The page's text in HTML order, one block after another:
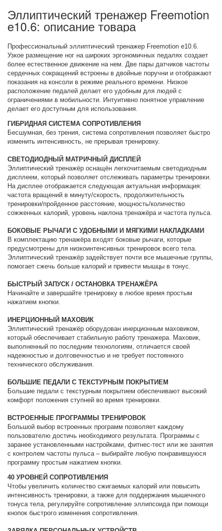
Эллиптический тренажер Freemotion
e10.6: описание товара
Профессиональный эллиптический тренажер Freemotion e10.6.
Узкое размещение ног на широких эргономичных педалях создает
более естественное движение на нем. Две пары датчиков частоты
сердечных сокращений встроены в двойные поручни и отображают
показания на консоли в режиме реального времени. Низкое
расположение педалей делает его удобным для людей с
ограничениями в мобильности. Интуитивно понятное управление
делает его доступным для использования.
ГИБРИДНАЯ СИСТЕМА СОПРОТИВЛЕНИЯ
Бесшумная, без трения, система сопротивления позволяет быстро
изменить интенсивность, не прерывая тренировку.
СВЕТОДИОДНЫЙ МАТРИЧНЫЙ ДИСПЛЕЙ
Эллиптический тренажёр оснащён легкочитаемым светодиодным
дисплеем, который позволяет отслеживать параметры тренировки.
На дисплее отображается следующая актуальная информация:
частота вращений в минуту/скорость, продолжительность
тренировки/пройденное расстояние, мощность/количество
сожженных калорий, уровень наклона тренажёра и частота пульса.
БОКОВЫЕ РЫЧАГИ С УДОБНЫМИ И МЯГКИМИ НАКЛАДКАМИ
В комплектацию тренажёра входят боковые рычаги, которые
предусмотрены для низкоинтенсивных тренировок всего тела.
Эллиптический тренажёр задействует почти все мышечные группы,
помогает сжечь больше калорий и привести мышцы в тонус.
БЫСТРЫЙ ЗАПУСК / ОСТАНОВКА ТРЕНАЖЁРА
Начинайте и завершайте тренировку в любое время простым
нажатием кнопки.
ИНЕРЦИОННЫЙ МАХОВИК
Эллиптический тренажёр оборудован инерционным маховиком,
который обеспечивает стабильную работу тренажера. Маховик,
выполненный по последним технологиям, отличается своей
надежностью и долговечностью и не требует постоянного
технического обслуживания.
БОЛЬШИЕ ПЕДАЛИ С ТЕКСТУРНЫМ ПОКРЫТИЕМ
Большие педали с текстурным покрытием обеспечивают высокий
комфорт положения ступней во время тренировки.
ВСТРОЕННЫЕ ПРОГРАММЫ ТРЕНИРОВОК
Большой выбор встроенных программ позволяет каждому
пользователю достичь необходимого результата. Программы с
заранее установленными настройками, фитнес-тест или же занятия
с контролем частоты пульса – выбирайте любую понравившуюся
программу простым нажатием кнопки.
40 УРОВНЕЙ СОПРОТИВЛЕНИЯ
Чтобы увеличить количество сжигаемых калорий или повысить
интенсивность тренировки, а также для поддержания мышечного
тонуса тела, регулируйте сопротивление эллипсоида при помощи
кнопок быстрого изменения сопротивления.